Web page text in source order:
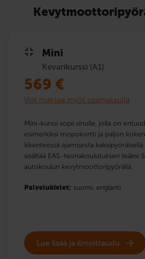
Mini
Kevarikurssi (A1)
569 €
Voit maksaa myös osamaksulla
Mini-kurssi sopii sinulle, jolla on
esimerkiksi mopokortti ja paljon
liikenteessä ajamisesta
sisältää EAS-teoriakoulutuksen lisäksi
autokoulun kevytmoottoripyörällä.
Palvelukielet: suomi, englanti
Lue lisää ja ilmoittaudu